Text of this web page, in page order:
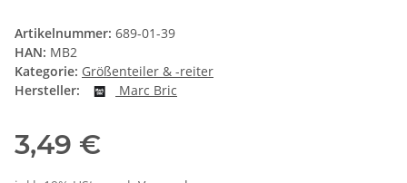
Artikelnummer: 689-01-39
HAN: MB2
Kategorie: Größenteiler & -reiter
Hersteller:
Marc Bric
3,49 €